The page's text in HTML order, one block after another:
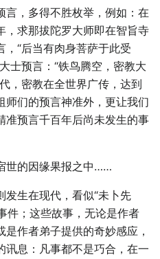
言，多得不胜枚举，例如：在
，求那拔陀罗大师即在智旨寺
，“后当有肉身菩萨于此受
士预言：“铁鸟腾空，密教大
，密教在全世界广传，达到
师们的预言神准外，更让我们
准预言千百年后尚未发生的事
世的因缘果报之中……
发生在现代，看似“未卜先
件；这些故事，无论是作者
作者弟子提供的奇妙感应，
讯息：凡事都不是巧合，在一